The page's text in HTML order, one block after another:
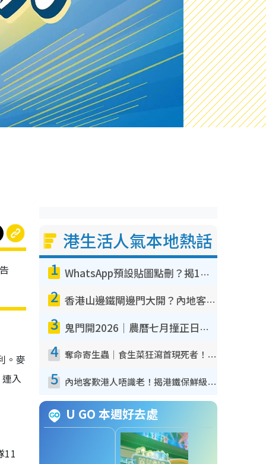
。麥
入
11
港生活人氣本地熱話
1 WhatsApp預設貼圖點刪？揭1招「反向操作」還原簡潔介面 附3步實測教學
2 香港山邊鐵閘邊門大開？內地客困惑意義何在！網民神回覆：呢種叫法理性防禦
3 鬼門開2026｜農曆七月撞正日全食特別邪？專家警告切忌做一事！揭4大禁忌+2招保平安
4 奪命寄生蟲｜食生菜狂瀉首現死者！疫潮惡化錄1.8萬宗病例 揭洗菜3大謬誤
5 內地客歎港人唔識老！揭港鐵保鮮級冷氣 港人求放過：咪投訴
U GO 本週好去處